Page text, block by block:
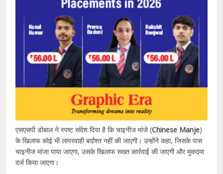
एसएसपी डोबाल ने स्पष्ट संदेश दिया है कि चाइनीज मांजे (Chinese Manje)
के खिलाफ कोई भी लापरवाही बर्दाश्त नहीं की जाएगी। उन्होंने कहा, जिसके पास
चाइनीज मांजा पाया जाएगा, उसके खिलाफ सख्त कार्रवाई की जाएगी और मुकदमा
दर्ज किया जाएगा।